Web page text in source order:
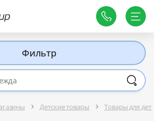
Фильтр
Детские товары Товары для